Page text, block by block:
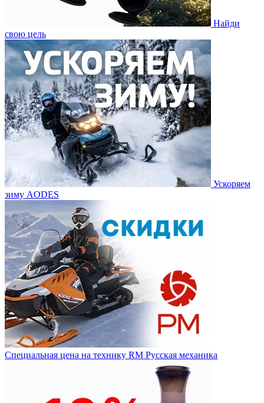
Найди
свою цель
Ускоряем
зиму AODES
Специальная цена на технику RM Русская механика